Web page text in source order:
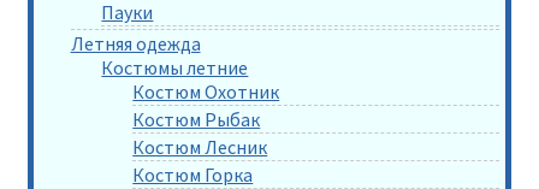
Пауки
Летняя одежда
Костюмы летние
Костюм Охотник
Костюм Рыбак
Костюм Лесник
Костюм Горка